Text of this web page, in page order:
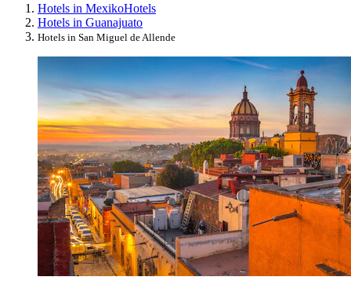
Hotels in MexikoHotels
Hotels in Guanajuato
Hotels in San Miguel de Allende